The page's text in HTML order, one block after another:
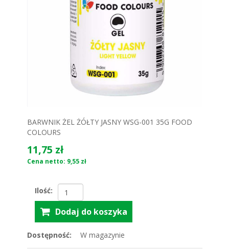
BARWNIK ŻEL ŻÓŁTY JASNY WSG-001 35G FOOD
COLOURS
11,75 zł
Cena netto: 9,55 zł
Ilość:
Dostępność: W magazynie